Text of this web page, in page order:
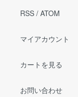
RSS / ATOM
マイアカウント
カートを見る
お問い合わせ